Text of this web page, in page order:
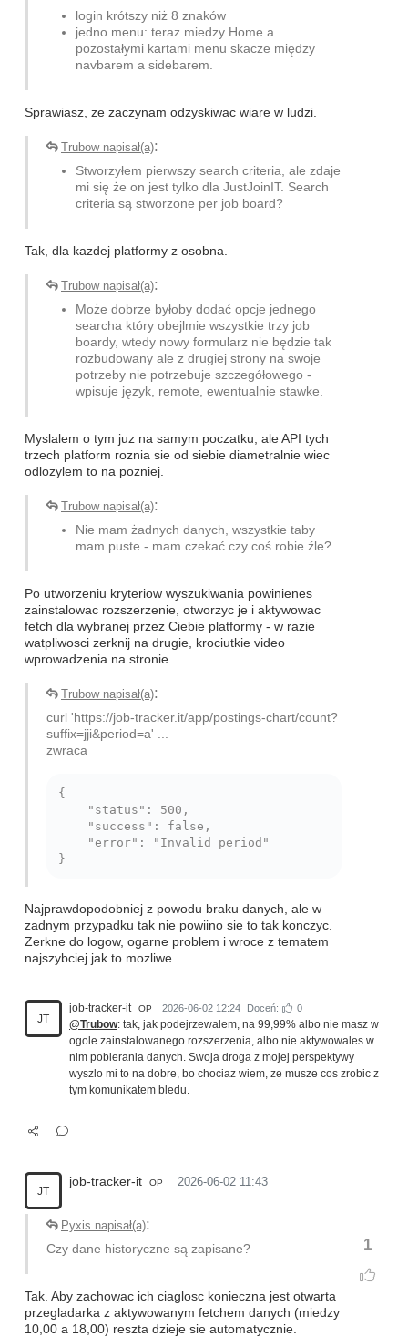
login krótszy niż 8 znaków
jedno menu: teraz miedzy Home a
pozostałymi kartami menu skacze między
navbarem a sidebarem.
Sprawiasz, ze zaczynam odzyskiwac wiare w ludzi.
Trubow napisał(a):
Stworzyłem pierwszy search criteria, ale zdaje
mi się że on jest tylko dla JustJoinIT. Search
criteria są stworzone per job board?
Tak, dla kazdej platformy z osobna.
Trubow napisał(a):
Może dobrze byłoby dodać opcje jednego
searcha który obejlmie wszystkie trzy job
boardy, wtedy nowy formularz nie będzie tak
rozbudowany ale z drugiej strony na swoje
potrzeby nie potrzebuje szczegółowego -
wpisuje język, remote, ewentualnie stawke.
Myslalem o tym juz na samym poczatku, ale API tych
trzech platform roznia sie od siebie diametralnie wiec
odlozylem to na pozniej.
Trubow napisał(a):
Nie mam żadnych danych, wszystkie taby
mam puste - mam czekać czy coś robie źle?
Po utworzeniu kryteriow wyszukiwania powinienes
zainstalowac rozszerzenie, otworzyc je i aktywowac
fetch dla wybranej przez Ciebie platformy - w razie
watpliwosci zerknij na drugie, krociutkie video
wprowadzenia na stronie.
Trubow napisał(a):
curl 'https://job-tracker.it/app/postings-chart/count?
suffix=jji&period=a' ...
zwraca
{
    "status": 500,
    "success": false,
    "error": "Invalid period"
Najprawdopodobniej z powodu braku danych, ale w
zadnym przypadku tak nie powiino sie to tak konczyc.
Zerkne do logow, ogarne problem i wroce z tematem
najszybciej jak to mozliwe.
JT
job-tracker-it OP 2026-06-02 12:24 Doceń: 0
@Trubow: tak, jak podejrzewalem, na 99,99% albo nie masz w
ogole zainstalowanego rozszerzenia, albo nie aktywowales w
nim pobierania danych. Swoja droga z mojej perspektywy
wyszlo mi to na dobre, bo chociaz wiem, ze musze cos zrobic z
tym komunikatem bledu.
JT
job-tracker-it OP 2026-06-02 11:43
1
Pyxis napisał(a):
Czy dane historyczne są zapisane?
Tak. Aby zachowac ich ciaglosc konieczna jest otwarta
przegladarka z aktywowanym fetchem danych (miedzy
10,00 a 18,00) reszta dzieje sie automatycznie.